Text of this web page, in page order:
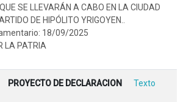
SE LLEVARÁN A CABO EN LA CIUDAD
DE HIPÓLITO YRIGOYEN..
18/09/2025
LA PATRIA
PROYECTO DE DECLARACION
Texto